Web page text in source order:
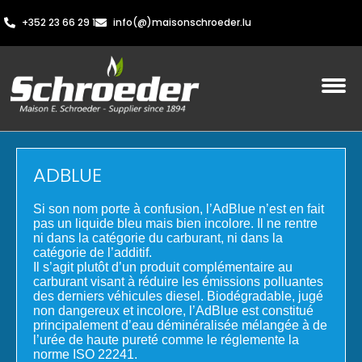
+352 23 66 29 1 info(@)maisonschroeder.lu
ADBLUE
Si son nom porte à confusion, l’AdBlue n’est en fait
pas un liquide bleu mais bien incolore. Il ne rentre
ni dans la catégorie du carburant, ni dans la
catégorie de l’additif.
Il s’agit plutôt d’un produit complémentaire au
carburant visant à réduire les émissions polluantes
des derniers véhicules diesel. Biodégradable, jugé
non dangereux et incolore, l’AdBlue est constitué
principalement d’eau déminéralisée mélangée à de
l’urée de haute pureté comme le réglemente la
norme ISO 22241.